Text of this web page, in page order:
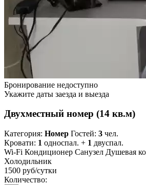
Бронирование недоступно
Укажите даты заезда и выезда
Двухместный номер (14 кв.м)
Категория: Номер Гостей: 3 чел.
Кровати: 1 односпал. + 1 двуспал.
Wi-Fi Кондиционер Санузел Душевая
Холодильник
1500 руб/сутки
Количество: